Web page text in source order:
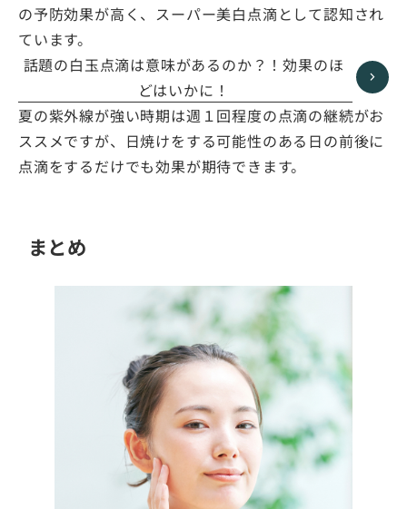
の予防効果が高く、スーパー美白点滴として認知され
ています。
話題の白玉点滴は意味があるのか？！効果のほ
どはいかに！
夏の紫外線が強い時期は週１回程度の点滴の継続がお
ススメですが、日焼けをする可能性のある日の前後に
点滴をするだけでも効果が期待できます。
まとめ